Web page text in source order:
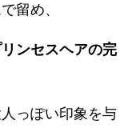
留め、
ンセスヘアの完
っぽい印象を与